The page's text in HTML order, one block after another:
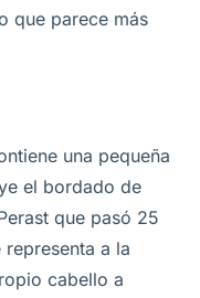
que parece más
una pequeña
el bordado de
que pasó 25
a la
cabello a